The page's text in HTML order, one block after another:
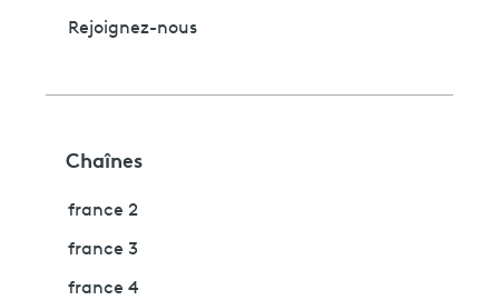
Rejoignez-nous
Chaînes
france 2
france 3
france 4